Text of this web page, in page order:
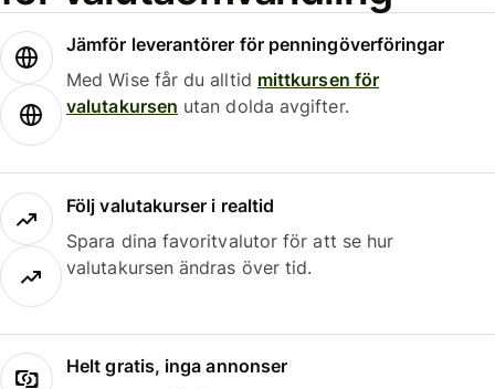
Jämför leverantörer för penningöverföringar
Med Wise får du alltid mittkursen för
valutakursen utan dolda avgifter.
Följ valutakurser i realtid
Spara dina favoritvalutor för att se hur
valutakursen ändras över tid.
Helt gratis, inga annonser